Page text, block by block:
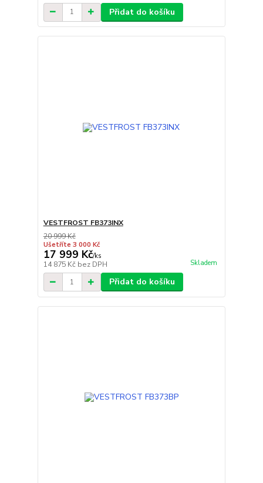
Přidat do košíku
VESTFROST FB373INX
20 999 Kč
Ušetříte 3 000 Kč
17 999 Kč/ks
14 875 Kč bez DPH Skladem
Přidat do košíku